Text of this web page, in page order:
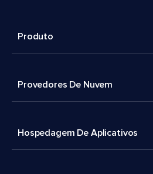
Produto
Provedores De Nuvem
Hospedagem De Aplicativos